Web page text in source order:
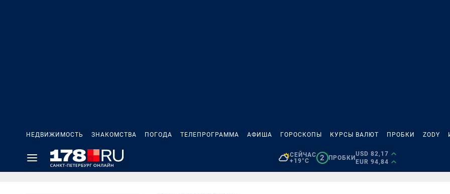
НЕДВИЖИМОСТЬ ЗНАКОМСТВА ПОГОДА ТЕЛЕПРОГРАММА АФИША ГОРОСКОПЫ КУРСЫ ВАЛЮТ ПРОБКИ ZODY
СЕЙЧАС
+19°C
2 ПРОБКИ
USD 82,17
EUR 94,84